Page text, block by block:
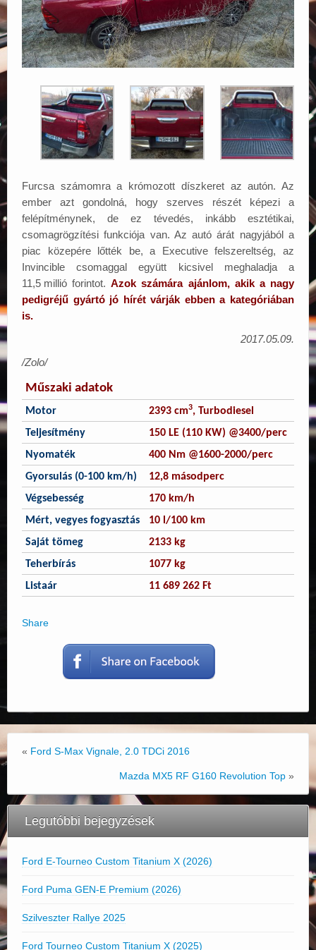
Furcsa számomra a krómozott díszkeret az autón. Az
ember azt gondolná, hogy szerves részét képezi a
felépítménynek, de ez tévedés, inkább esztétikai,
csomagrögzítési funkciója van. Az autó árát nagyjából a
piac közepére lőtték be, a Executive felszereltség, az
Invincible csomaggal együtt kicsivel meghaladja a
11,5 millió forintot.Azok számára ajánlom, akik a nagy
pedigréjű gyártó jó hírét várják ebben a kategóriában
is.
2017.05.09.
/Zolo/
Műszaki adatok
Motor 2393 cm3, Turbodiesel
Teljesítmény
150 LE (110 KW) @3400/perc
Nyomaték
400 Nm @1600-2000/perc
Gyorsulás (0-100 km/h)
12,8 másodperc
Végsebesség
170 km/h
Mért, vegyes fogyasztás
10 l/100 km
Saját tömeg
2133 kg
Teherbírás
1077 kg
Listaár
11 689 262 Ft
Share
« Ford S-Max Vignale, 2.0 TDCi 2016
Mazda MX5 RF G160 Revolution Top »
Legutóbbi bejegyzések
Ford E-Tourneo Custom Titanium X (2026)
Ford Puma GEN-E Premium (2026)
Szilveszter Rallye 2025
Ford Tourneo Custom Titanium X (2025)